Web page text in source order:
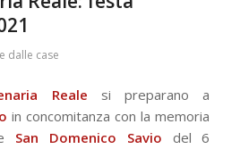
dalle case
Reale si preparano a
in concomitanza con la memoria
San Domenico Savio del 6